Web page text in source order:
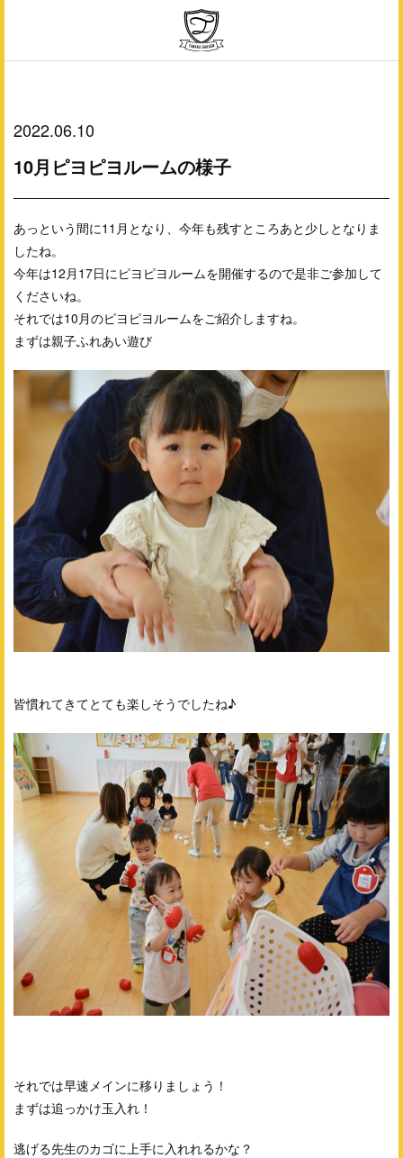
2022.06.10
10月ピヨピヨルームの様子
あっという間に11月となり、今年も残すところあと少しとなりま
したね。
今年は12月17日にピヨピヨルームを開催するので是非ご参加して
くださいね。
それでは10月のピヨピヨルームをご紹介しますね。
まずは親子ふれあい遊び
皆慣れてきてとても楽しそうでしたね♪
それでは早速メインに移りましょう！
まずは追っかけ玉入れ！
逃げる先生のカゴに上手に入れれるかな？